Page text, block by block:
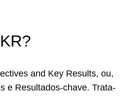
and Key Results, ou,
e Resultados-chave. Trata-